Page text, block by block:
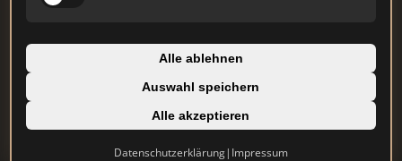
Alle ablehnen
Auswahl speichern
Alle akzeptieren
Datenschutzerklärung| Impressum
immowelt.de Immobilienplattform
Immobilien Scout GmbH
immobilienscout24.de
Immobilienplattform